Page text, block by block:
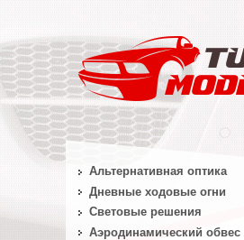
Альтернативная оптика
Дневные ходовые огни
Световые решения
Аэродинамический обвес